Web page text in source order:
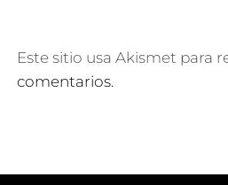
Este sitio usa Akismet para
comentarios.